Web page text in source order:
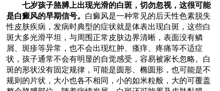
七岁孩子胳膊上出现光滑的白斑，切勿忽视，这很可能
是白癜风的早期信号。 白癜风是一种常见的后天性色素脱失
性皮肤疾病，发病时典型的症状就是体表出现白斑，这些白
斑大多光滑平坦，与周围正常皮肤边界清晰，表面没有鳞
屑、斑疹等异常，也不会出现红肿、瘙痒、疼痛等不适症
状，孩子通常不会有明显的自觉感受，容易被家长忽略。白
斑的形状没有固定规律，可能是圆形、椭圆形，也可能是不
规则的片状，大小也各不相同，小的如米粒般，大的可覆盖